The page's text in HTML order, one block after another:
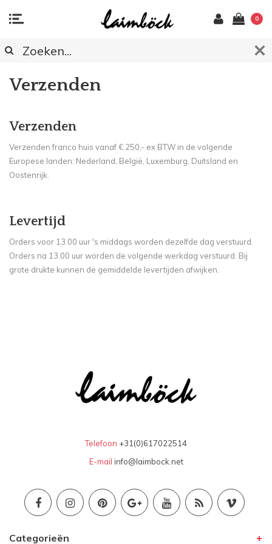
0
Verzenden
Verzenden
Verzenden franco huis vanaf € 250,- ex BTW in de volgende
Europese landen: Nederland, België, Luxemburg, Duitsland en
Oostenrijk.
Levertijd
Orders voor 13.00 uur 's middags worden dezelfde dag verstuurd.
Orders na 13.00 uur worden de volgende werkdag verstuurd. Bij
grote drukte kunnen de gemiddelde levertijden afwijken.
Telefoon +31(0)617022514
E-mail info@laimbock.net
Categorieën